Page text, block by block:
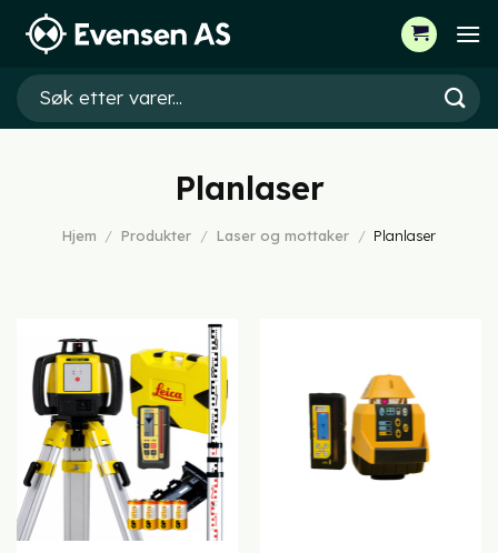
Søk
etter:
Planlaser
Hjem / Produkter / Laser og mottaker / Planlaser